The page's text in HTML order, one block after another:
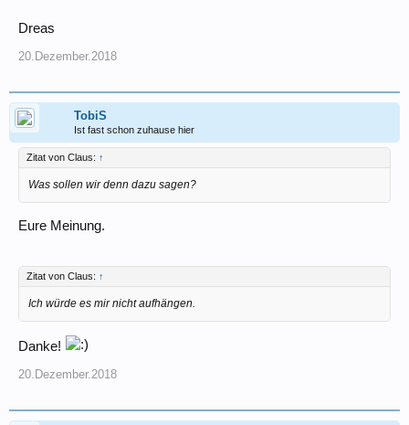
Dreas
20.Dezember.2018
TobiS
Ist fast schon zuhause hier
Zitat von Claus: ↑
Was sollen wir denn dazu sagen?
Eure Meinung.
Zitat von Claus: ↑
Ich würde es mir nicht aufhängen.
Danke!
20.Dezember.2018